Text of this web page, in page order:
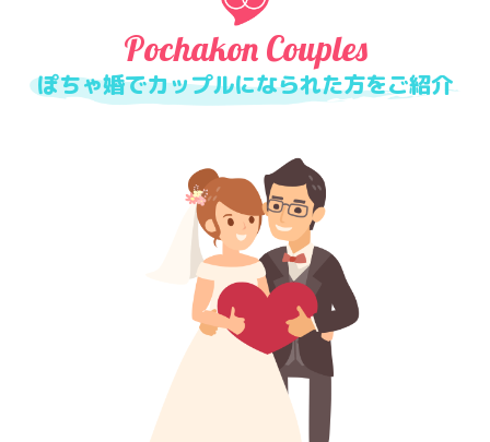
Pochakon Couples
ぽちゃ婚でカップルになられた方をご紹介